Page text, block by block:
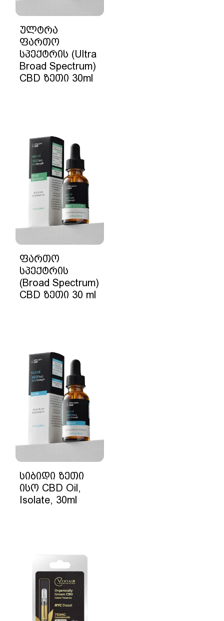
ულტრა
ფართო
სპექტრის (Ultra
Broad Spectrum)
CBD ზეთი 30ml
ფართო
სპექტრის
(Broad Spectrum)
CBD ზეთი 30 ml
სიბიდი ზეთი
ისო CBD Oil,
Isolate, 30ml